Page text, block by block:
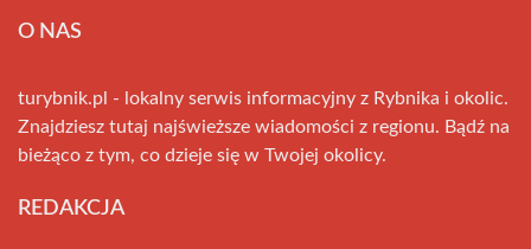
O NAS
turybnik.pl - lokalny serwis informacyjny z Rybnika i okolic.
Znajdziesz tutaj najświeższe wiadomości z regionu. Bądź na
bieżąco z tym, co dzieje się w Twojej okolicy.
REDAKCJA